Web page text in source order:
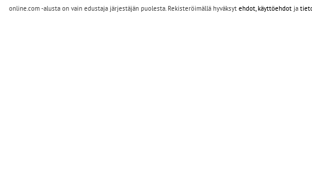
online.com -alusta on vain edustaja järjestäjän puolesta. Rekisteröimällä hyväksyt ehdot, käyttöehdot ja